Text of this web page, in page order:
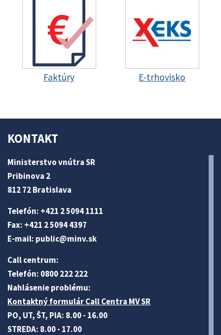
Faktúry E-trhovisko
KONTAKT
Ministerstvo vnútra SR
Pribinova 2
812 72 Bratislava
Telefón: +421 2 5094 1111
Fax: +421 2 5094 4397
E-mail: public@minv.sk
Call centrum:
Telefón: 0800 222 222
Nahlásenie problému:
Kontaktný formulár Call Centra MV SR
PO, UT, ŠT, PIA: 8.00 - 16.00
STREDA: 8.00 - 17.00